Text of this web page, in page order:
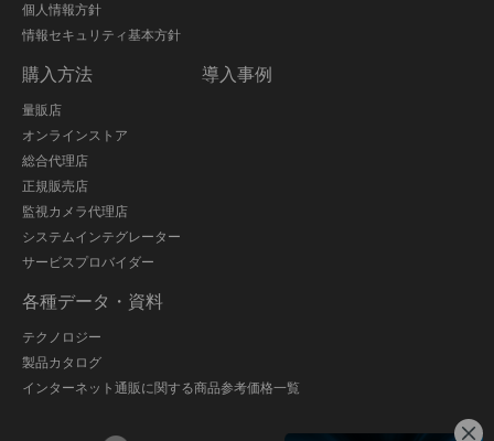
個人情報方針
情報セキュリティ基本方針
購入方法
量販店
オンラインストア
総合代理店
正規販売店
監視カメラ代理店
システムインテグレーター
サービスプロバイダー
導入事例
各種データ・資料
テクノロジー
製品カタログ
インターネット通販に関する商品参考価格一覧